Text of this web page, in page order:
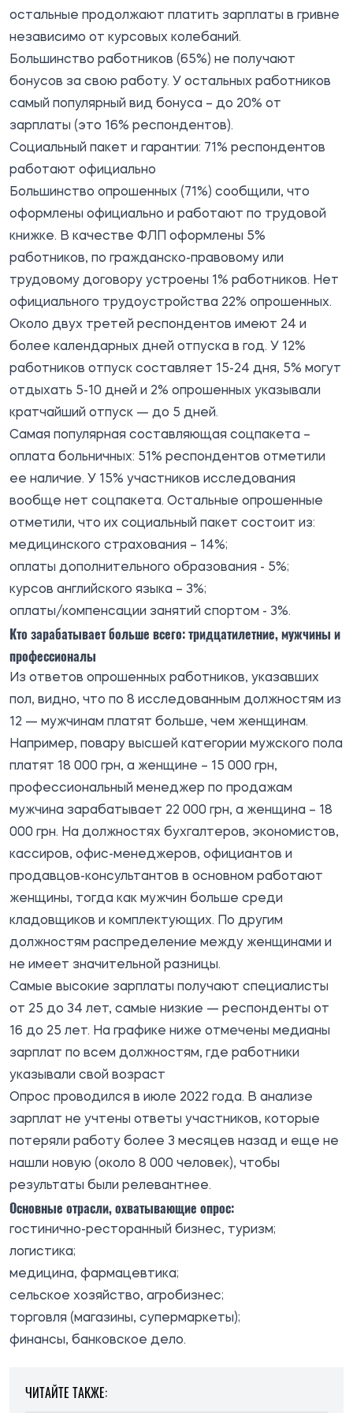
остальные продолжают платить зарплаты в гривне
независимо от курсовых колебаний.
Большинство работников (65%) не получают
бонусов за свою работу. У остальных работников
самый популярный вид бонуса – до 20% от
зарплаты (это 16% респондентов).
Социальный пакет и гарантии: 71% респондентов
работают официально
Большинство опрошенных (71%) сообщили, что
оформлены официально и работают по трудовой
книжке. В качестве ФЛП оформлены 5%
работников, по гражданско-правовому или
трудовому договору устроены 1% работников. Нет
официального трудоустройства 22% опрошенных.
Около двух третей респондентов имеют 24 и
более календарных дней отпуска в год. У 12%
работников отпуск составляет 15-24 дня, 5% могут
отдыхать 5-10 дней и 2% опрошенных указывали
кратчайший отпуск — до 5 дней.
Самая популярная составляющая соцпакета –
оплата больничных: 51% респондентов отметили
ее наличие. У 15% участников исследования
вообще нет соцпакета. Остальные опрошенные
отметили, что их социальный пакет состоит из:
медицинского страхования – 14%;
оплаты дополнительного образования - 5%;
курсов английского языка – 3%;
оплаты/компенсации занятий спортом - 3%.
Кто зарабатывает больше всего: тридцатилетние, мужчины и
профессионалы
Из ответов опрошенных работников, указавших
пол, видно, что по 8 исследованным должностям из
12 — мужчинам платят больше, чем женщинам.
Например, повару высшей категории мужского пола
платят 18 000 грн, а женщине – 15 000 грн,
профессиональный менеджер по продажам
мужчина зарабатывает 22 000 грн, а женщина – 18
000 грн. На должностях бухгалтеров, экономистов,
кассиров, офис-менеджеров, официантов и
продавцов-консультантов в основном работают
женщины, тогда как мужчин больше среди
кладовщиков и комплектующих. По другим
должностям распределение между женщинами и
не имеет значительной разницы.
Самые высокие зарплаты получают специалисты
от 25 до 34 лет, самые низкие — респонденты от
16 до 25 лет. На графике ниже отмечены медианы
зарплат по всем должностям, где работники
указывали свой возраст
Опрос проводился в июле 2022 года. В анализе
зарплат не учтены ответы участников, которые
потеряли работу более 3 месяцев назад и еще не
нашли новую (около 8 000 человек), чтобы
результаты были релевантнее.
Основные отрасли, охватывающие опрос:
гостинично-ресторанный бизнес, туризм;
логистика;
медицина, фармацевтика;
сельское хозяйство, агробизнес;
торговля (магазины, супермаркеты);
финансы, банковское дело.
ЧИТАЙТЕ ТАКЖЕ: